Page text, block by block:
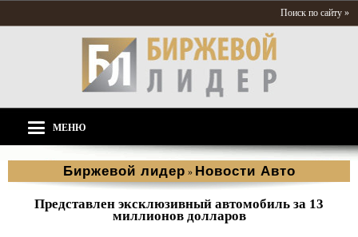
Поиск по сайту »
МЕНЮ
Биржевой лидер » Новости Aвто
Представлен эксклюзивный автомобиль за 13
миллионов долларов